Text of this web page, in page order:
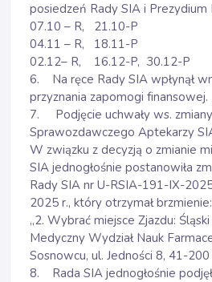
posiedzeń Rady SIA i Prezydium
07.10 – R, 21.10-P
04.11 – R, 18.11-P
02.12– R, 16.12-P, 30.12-P
6. Na ręce Rady SIA wpłynął
przyznania zapomogi finansowej.
7. Podjęcie uchwały ws.
Sprawozdawczego Aptekarzy
W związku z decyzją o zmianie
SIA jednogłośnie postanowiła
Rady SIA nr U-RSIA-191-IX-
2025 r., który otrzymał brzmienie:
„2. Wybrać miejsce Zjazdu:
Medyczny Wydział Nauk
Sosnowcu, ul. Jedności 8, 41-200
8. Rada SIA jednogłośnie